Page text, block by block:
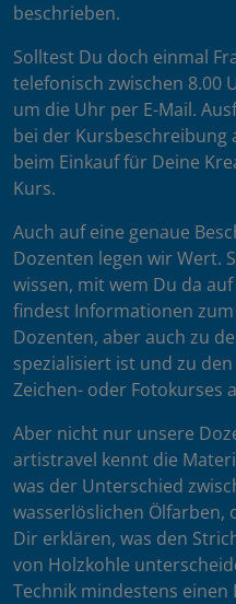
beschrieben.
Solltest Du doch einmal
telefonisch zwischen 8.00
um die Uhr per E-Mail.
bei der Kursbeschreibung
beim Einkauf für Deine
Kurs.
Auch auf eine genaue
Dozenten legen wir Wert.
wissen, mit wem Du da
findest Informationen
Dozenten, aber auch zu
spezialisiert ist und zu
Zeichen- oder Fotokurses
Aber nicht nur unsere
artistravel kennt die
was der Unterschied
wasserlöslichen Ölfarben,
Dir erklären, was den
von Holzkohle
Technik mindestens einen